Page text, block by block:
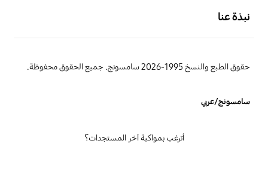
نبذة عنا
حقوق الطبع والنسخ 1995-2026 سامسونج. جميع الحقوق محفوظة.
سامسونج/عربي
أترغب بمواكبة آخر المستجدات؟